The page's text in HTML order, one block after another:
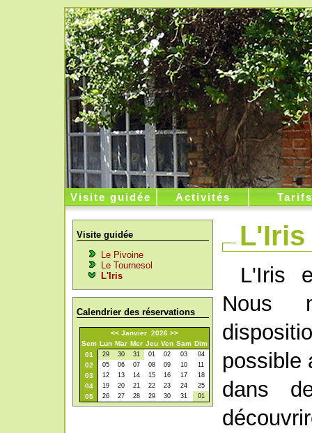
Visite guidée Activités Tarifs
Visite guidée
Le Pivoine
Le Tournesol
L'Iris
Calendrier des réservations
<< Janvier 2026 >>
Sem Lun Mar Mer Jeu Ven Sam Dim
01
29 30 31 01 02 03 04
02 05 06 07 08 09 10 11
03 12 13 14 15 16 17 18
04 19 20 21 22 23 24 25
05 26 27 28 29 30 31 01
L'Iris
L'Iris
Nous
possible
dans